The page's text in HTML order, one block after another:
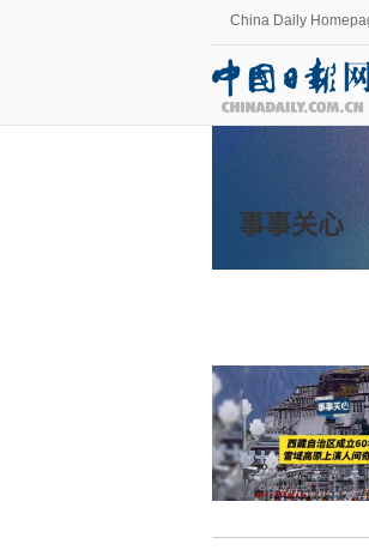
China Daily
事事关心